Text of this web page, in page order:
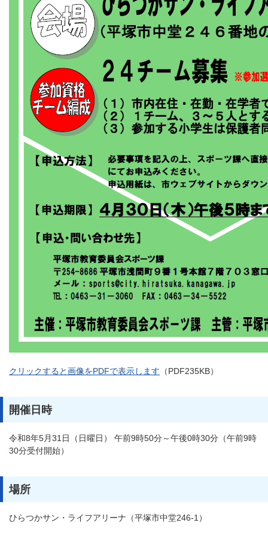
クリックすると画像をPDFで表示します （PDF235KB）
開催日時
令和8年5月31日（日曜日） 午前9時50分～午後0時30分（午前9時
30分受付開始）
場所
ひらつかサン・ライフアリーナ（平塚市中堂246-1）